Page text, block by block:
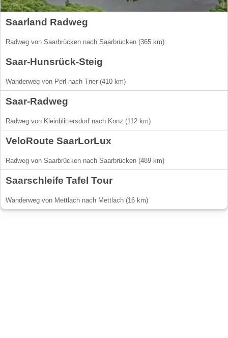
Saarland Radweg
Radweg von Saarbrücken nach Saarbrücken (365 km)
Saar-Hunsrück-Steig
Wanderweg von Perl nach Trier (410 km)
Saar-Radweg
Radweg von Kleinblittersdorf nach Konz (112 km)
VeloRoute SaarLorLux
Radweg von Saarbrücken nach Saarbrücken (489 km)
Saarschleife Tafel Tour
Wanderweg von Mettlach nach Mettlach (16 km)